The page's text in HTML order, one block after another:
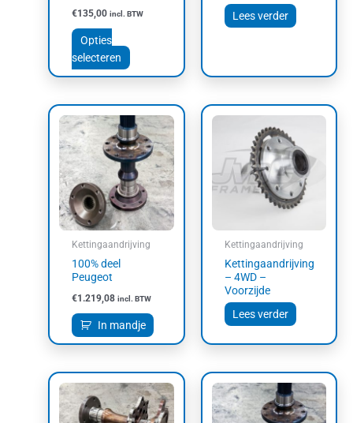
€135,00 incl. BTW
Opties
selecteren
Lees verder
Kettingaandrijving
100% deel
Peugeot
€1.219,08 incl. BTW
In mandje
Kettingaandrijving
Kettingaandrijving
– 4WD –
Voorzijde
Lees verder
€1.297,73
tot
€1.727,28
Dit
product
heeft